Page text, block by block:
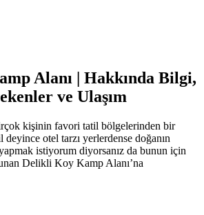
Alanı | Hakkında Bilgi,
ve Ulaşım
kişinin favori tatil bölgelerinden bir
otel tarzı yerlerdense doğanın
istiyorum diyorsanız da bunun için
Delikli Koy Kamp Alanı’na